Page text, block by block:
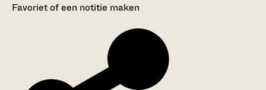
Favoriet of een notitie maken